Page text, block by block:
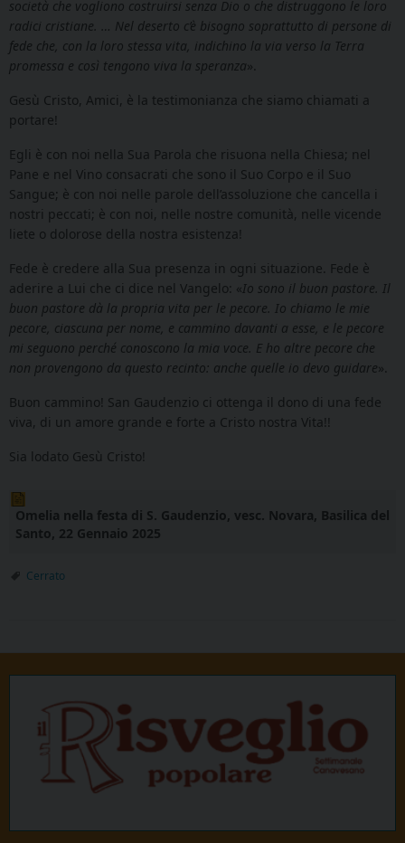
società che vogliono costruirsi senza Dio o che distruggono le loro
radici cristiane. … Nel deserto c’è bisogno soprattutto di persone di
fede che, con la loro stessa vita, indichino la via verso la Terra
promessa e così tengono viva la speranza».
Gesù Cristo, Amici, è la testimonianza che siamo chiamati a
portare!
Egli è con noi nella Sua Parola che risuona nella Chiesa; nel
Pane e nel Vino consacrati che sono il Suo Corpo e il Suo
Sangue; è con noi nelle parole dell’assoluzione che cancella i
nostri peccati; è con noi, nelle nostre comunità, nelle vicende
liete o dolorose della nostra esistenza!
Fede è credere alla Sua presenza in ogni situazione. Fede è
aderire a Lui che ci dice nel Vangelo: «Io sono il buon pastore. Il
buon pastore dà la propria vita per le pecore. Io chiamo le mie
pecore, ciascuna per nome, e cammino davanti a esse, e le pecore
mi seguono perché conoscono la mia voce. E ho altre pecore che
non provengono da questo recinto: anche quelle io devo guidare».
Buon cammino! San Gaudenzio ci ottenga il dono di una fede
viva, di un amore grande e forte a Cristo nostra Vita!!
Sia lodato Gesù Cristo!
Omelia nella festa di S. Gaudenzio, vesc. Novara, Basilica del
Santo, 22 Gennaio 2025
Cerrato